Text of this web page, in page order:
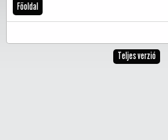
Főoldal
Teljes verzió